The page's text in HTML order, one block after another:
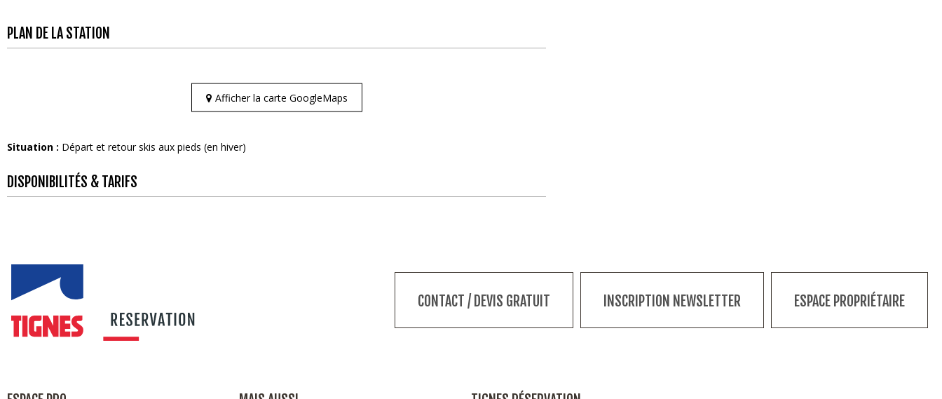
PLAN DE LA STATION
Afficher la carte GoogleMaps
Situation : Départ et retour skis aux pieds (en hiver)
DISPONIBILITÉS & TARIFS
CONTACT / DEVIS GRATUIT INSCRIPTION NEWSLETTER ESPACE PROPRIÉTAIRE